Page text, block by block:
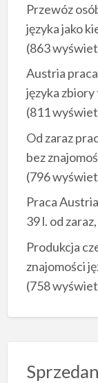
Przewóz
języka jako
(863
Austria
języka
(811
Od zaraz
bez
(796
Praca
39 l. od
Produkcja
znajomości
(758